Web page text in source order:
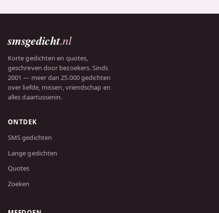
smsgedicht.nl
Korte gedichten en quotes,
geschreven door bezoekers. Sinds
2001 — meer dan 25.000 gedichten
over liefde, missen, vriendschap en
alles daartussenin.
ONTDEK
SMS gedichten
Lange gedichten
Quotes
Zoeken